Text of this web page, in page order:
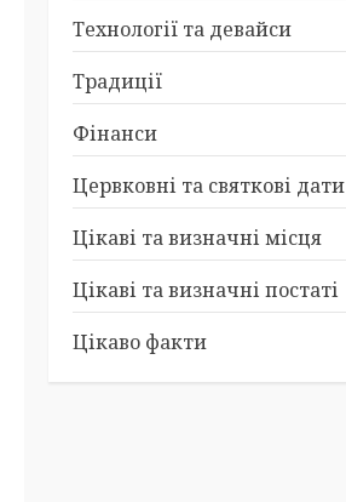
Технології та девайси
Традиції
Фінанси
Цервковні та святкові дати
Цікаві та визначні місця
Цікаві та визначні постаті
Цікаво факти